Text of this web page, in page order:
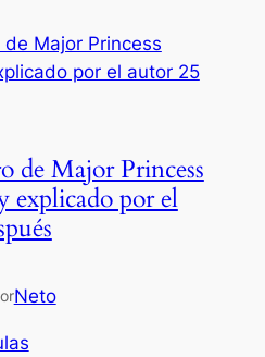
de Major Princess
explicado por el
Neto